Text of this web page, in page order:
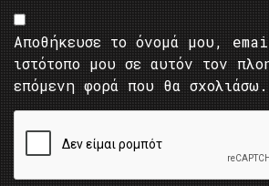
Αποθήκευσε το όνομά μου,
ιστότοπο μου σε αυτόν τον
επόμενη φορά που θα σχολιάσω.